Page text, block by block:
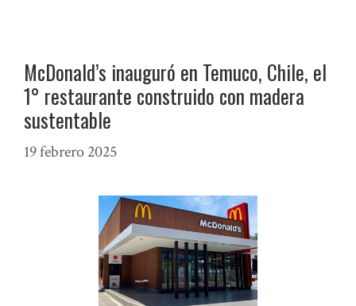
McDonald’s inauguró en Temuco, Chile, el
1° restaurante construido con madera
sustentable
19 febrero 2025